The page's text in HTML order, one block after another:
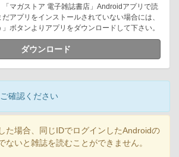
マガストア 電子雑誌書店」Androidアプリで読
アプリをインストールされていない場合には、
ボタンよりアプリをダウンロードして下さい。
ダウンロード
確認ください
た場合、同じIDでログインしたAndroidの
ないと雑誌を読むことができません。